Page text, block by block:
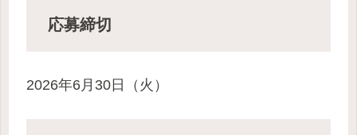
応募締切
2026年6月30日（火）